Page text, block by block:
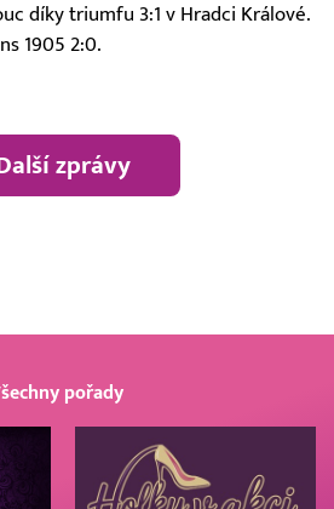
díky triumfu 3:1 v Hradci Králové.
1905 2:0.
zprávy
pořady